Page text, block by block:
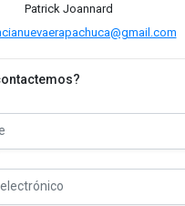
Patrick Joannard